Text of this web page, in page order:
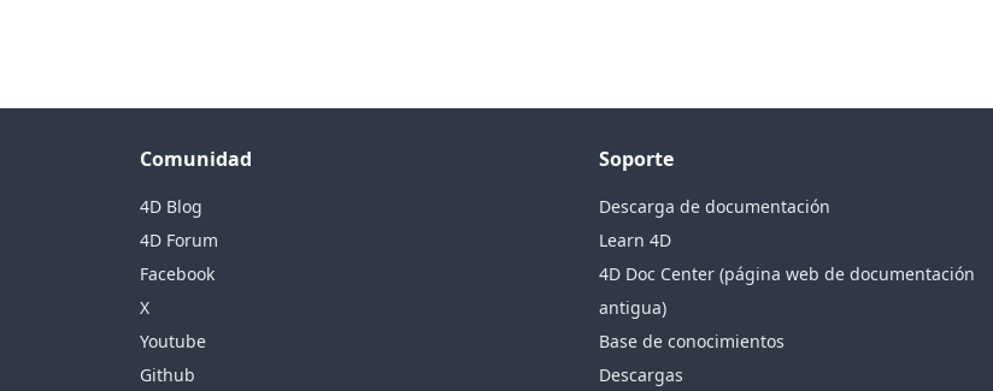
Comunidad
4D Blog
4D Forum
Facebook
X
Youtube
Github
Soporte
Descarga de documentación
Learn 4D
4D Doc Center (página web de documentación
antigua)
Base de conocimientos
Descargas